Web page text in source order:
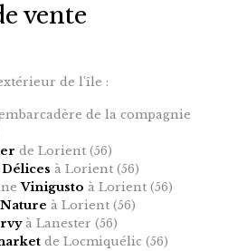
vente
de l'île :
de la compagnie
de Lorient (56)
à Lorient (56)
Vinigusto à Lorient (56)
à Lorient (56)
à Lanester (56)
de Locmiquélic (56)